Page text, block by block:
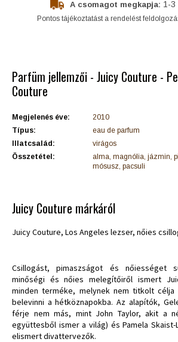
A csomagot megkapja: 1-3
Pontos tájékoztatást a rendelést
Parfüm jellemzői - Juicy Couture -
Couture
Megjelenés éve:
2010
Típus:
eau de parfum
Illatcsalád:
virágos
Összetétel:
alma, magnólia, jázmin,
mósusz, pacsuli
Juicy Couture márkáról
Juicy Couture, Los Angeles lezser, nőies
Csillogást, pimaszságot és nőiességet
minőségi és nőies melegítőiről ismert
minden terméke, melynek nem titkolt
belevinni a hétköznapokba. Az alapítók,
férje nem más, mint John Taylor, akit a
együttesből ismer a világ) és Pamela
elismert divattervezők.